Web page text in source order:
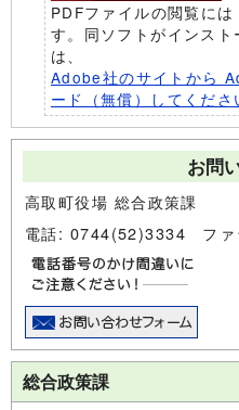
PDFファイルの閲覧に
す。同ソフトがインス
は、
Adobe社のサイトから
ード（無償）してくださ
お問
高取町役場 総合政策課
電話: 0744(52)3334 ファ
総合政策課